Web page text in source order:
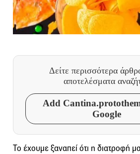
Δείτε περισσότερα
αποτελέσματα
Add
Google
Το έχουμε ξαναπεί ότι η διατροφή